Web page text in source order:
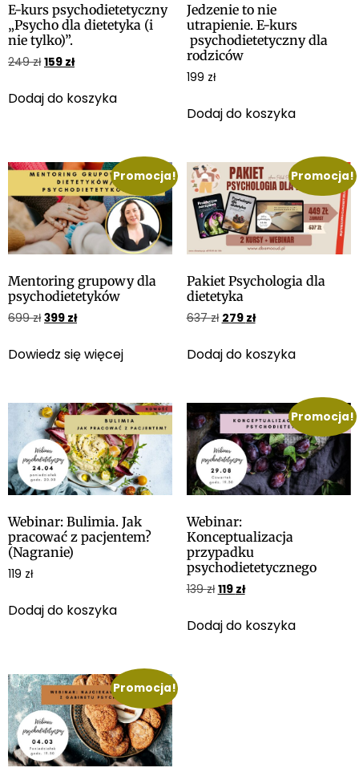
E-kurs psychodietetyczny
„Psycho dla dietetyka (i
nie tylko)”.
249zł 159 zł
Dodaj do koszyka
Jedzenie to nie
utrapienie. E-kurs
psychodietetyczny dla
rodziców
199 zł
Dodaj do koszyka
Promocja!
Mentoring grupowy dla
psychodietetyków
699zł 399 zł
Dowiedz się więcej
Promocja!
Pakiet Psychologia dla
dietetyka
637zł 279 zł
Dodaj do koszyka
Webinar: Bulimia. Jak
pracować z pacjentem?
(Nagranie)
119 zł
Dodaj do koszyka
Promocja!
Webinar:
Konceptualizacja
przypadku
psychodietetycznego
139zł 119 zł
Dodaj do koszyka
Promocja!